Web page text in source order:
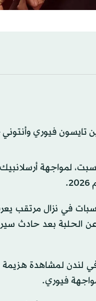
تايسون فيوري
السبت، لمواجهة
في نزال مرتقب
عن الحلبة بعد حادث
لمشاهدة هزيمة
فيوري.